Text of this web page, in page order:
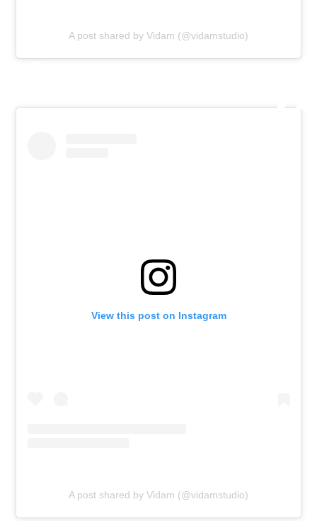
A post shared by Vidam (@vidamstudio)
View this post on Instagram
A post shared by Vidam (@vidamstudio)